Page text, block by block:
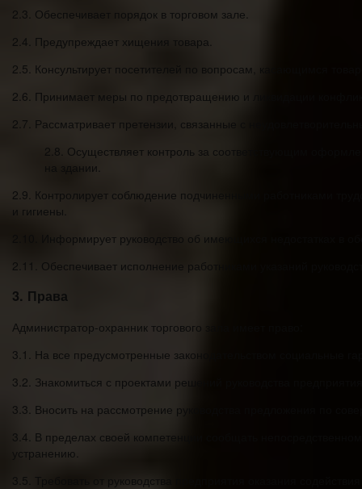
2.3. Обеспечивает порядок в торговом зале.
2.4. Предупреждает хищения товара.
2.5. Консультирует посетителей по вопросам, касающимся
2.6. Принимает меры по предотвращению и ликвидации
2.7. Рассматривает претензии, связанные с
2.8. Осуществляет контроль за соответствующим
на здании.
2.9. Контролирует соблюдение подчиненными работниками
и гигиены.
2.10. Информирует руководство об имеющихся недостатках в
2.11. Обеспечивает исполнение работниками указаний
3. Права
Администратор-охранник торгового зала имеет право:
3.1. На все предусмотренные законодательством социальные
3.2. Знакомиться с проектами решений руководства
3.3. Вносить на рассмотрение руководства предложения по
3.4. В пределах своей компетенции сообщать
устранению.
3.5. Требовать от руководства предприятия оказания